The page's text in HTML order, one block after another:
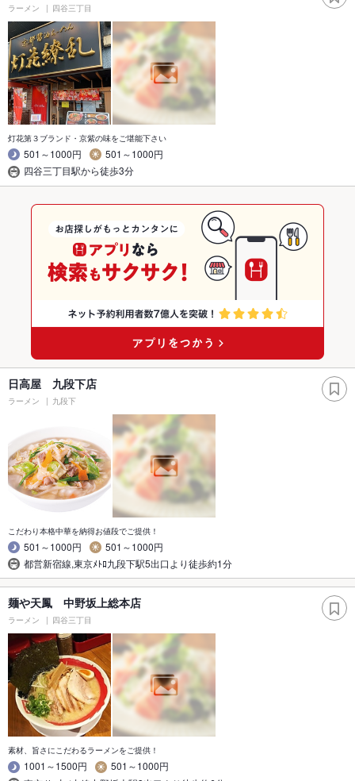
ラーメン 四谷三丁目
灯花第３ブランド・京紫の味をご堪能下さい
501～1000円
501～1000円
四谷三丁目駅から徒歩3分
日高屋 九段下店
ラーメン 九段下
こだわり本格中華を納得お値段でご提供！
501～1000円
501～1000円
都営新宿線,東京ﾒﾄﾛ九段下駅5出口より徒歩約1分
麺や天鳳 中野坂上総本店
ラーメン 四谷三丁目
素材、旨さにこだわるラーメンをご提供！
1001～1500円
501～1000円